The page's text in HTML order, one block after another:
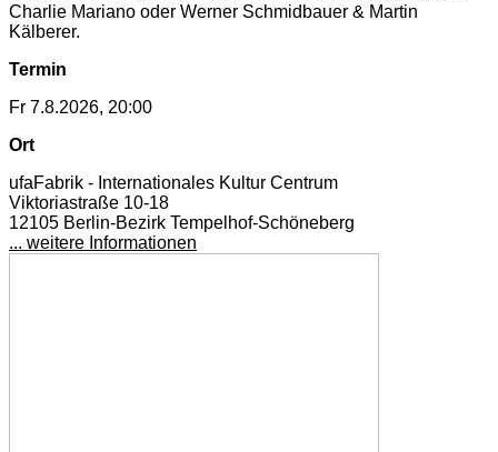
Charlie Mariano oder Werner Schmidbauer & Martin
Kälberer.
Termin
Fr 7.8.2026, 20:00
Ort
ufaFabrik - Internationales Kultur Centrum
Viktoriastraße 10-18
12105 Berlin-Bezirk Tempelhof-Schöneberg
... weitere Informationen